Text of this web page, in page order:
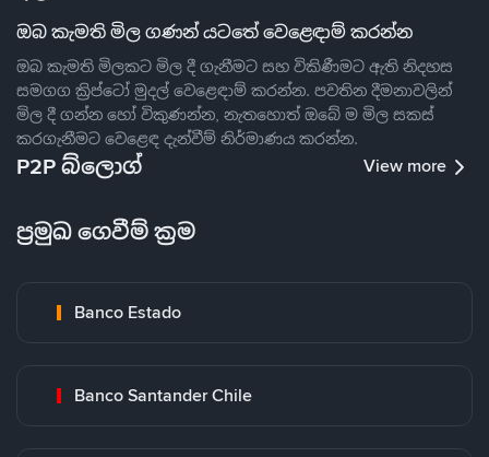
ඔබ කැමති මිල ගණන් යටතේ වෙළෙඳාම් කරන්න
ඔබ කැමති මිලකට මිල දී ගැනීමට සහ විකිණීමට ඇති නිදහස
සමගග ක්‍රිප්ටෝ මුදල් වෙළෙඳාම් කරන්න. පවතින දීමනාවලින්
මිල දී ගන්න හෝ විකුණන්න, නැතහොත් ඔබේ ම මිල සකස්
කරගැනීමට වෙළෙඳ දැන්වීම් නිර්මාණය කරන්න.
P2P බ්ලොග් View more
ප්‍රමුඛ ගෙවීම් ක්‍රම
Banco Estado
Banco Santander Chile